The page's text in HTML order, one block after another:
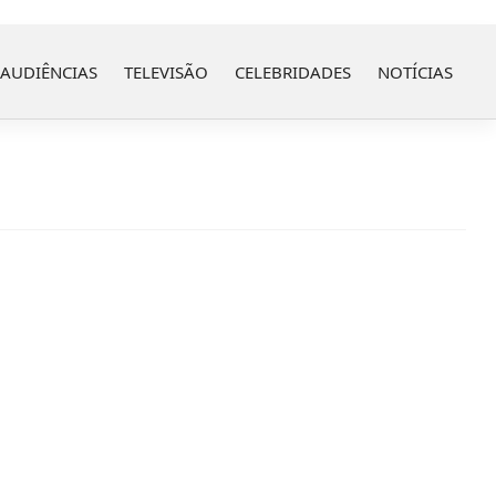
AUDIÊNCIAS TELEVISÃO CELEBRIDADES NOTÍCIAS